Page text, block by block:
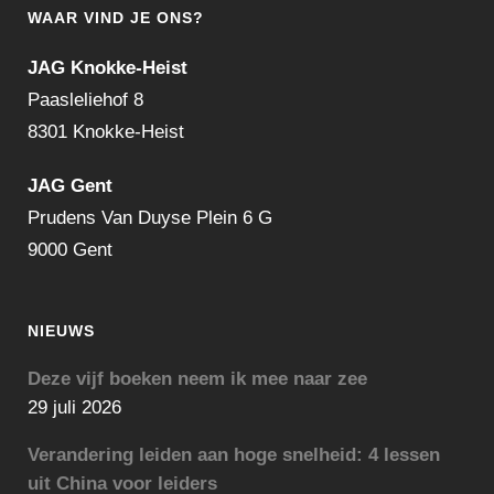
WAAR VIND JE ONS?
JAG Knokke-Heist
Paasleliehof 8
8301 Knokke-Heist
JAG Gent
Prudens Van Duyse Plein 6 G
9000 Gent
NIEUWS
Deze vijf boeken neem ik mee naar zee
29 juli 2026
Verandering leiden aan hoge snelheid: 4 lessen
uit China voor leiders